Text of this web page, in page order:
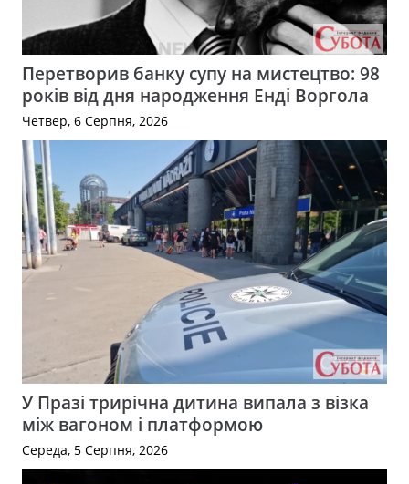
Перетворив банку супу на мистецтво: 98
років від дня народження Енді Воргола
Четвер, 6 Серпня, 2026
У Празі трирічна дитина випала з візка
між вагоном і платформою
Середа, 5 Серпня, 2026